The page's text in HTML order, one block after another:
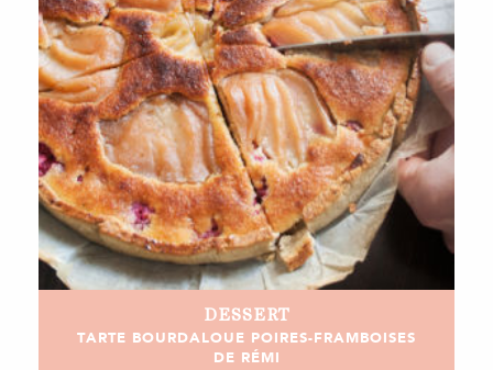
DESSERT
TARTE BOURDALOUE POIRES-FRAMBOISES
DE RÉMI